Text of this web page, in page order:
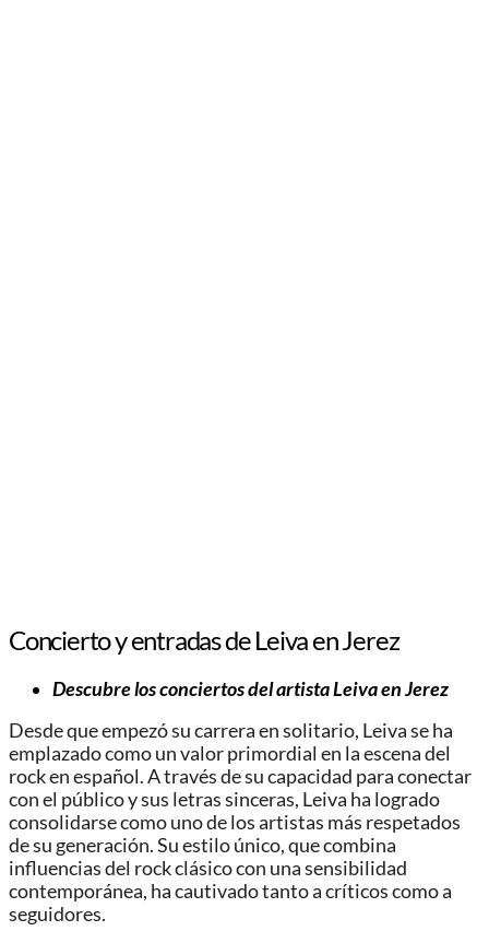
Concierto y entradas de Leiva en Jerez
Descubre los conciertos del artista Leiva en Jerez
Desde que empezó su carrera en solitario, Leiva se ha
emplazado como un valor primordial en la escena del
rock en español. A través de su capacidad para conectar
con el público y sus letras sinceras, Leiva ha logrado
consolidarse como uno de los artistas más respetados
de su generación. Su estilo único, que combina
influencias del rock clásico con una sensibilidad
contemporánea, ha cautivado tanto a críticos como a
seguidores.